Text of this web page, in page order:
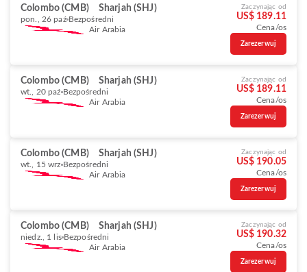
Colombo (CMB) Sharjah (SHJ)
pon., 26 paź Bezpośredni
Air Arabia
Zaczynając od
US$ 189.11
Cena/os
Zarezerwuj
Colombo (CMB) Sharjah (SHJ)
wt., 20 paź Bezpośredni
Air Arabia
Zaczynając od
US$ 189.11
Cena/os
Zarezerwuj
Colombo (CMB) Sharjah (SHJ)
wt., 15 wrz Bezpośredni
Air Arabia
Zaczynając od
US$ 190.05
Cena/os
Zarezerwuj
Colombo (CMB) Sharjah (SHJ)
niedz., 1 lis Bezpośredni
Air Arabia
Zaczynając od
US$ 190.32
Cena/os
Zarezerwuj